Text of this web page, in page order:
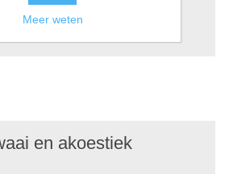
en akoestiek
Meer weten